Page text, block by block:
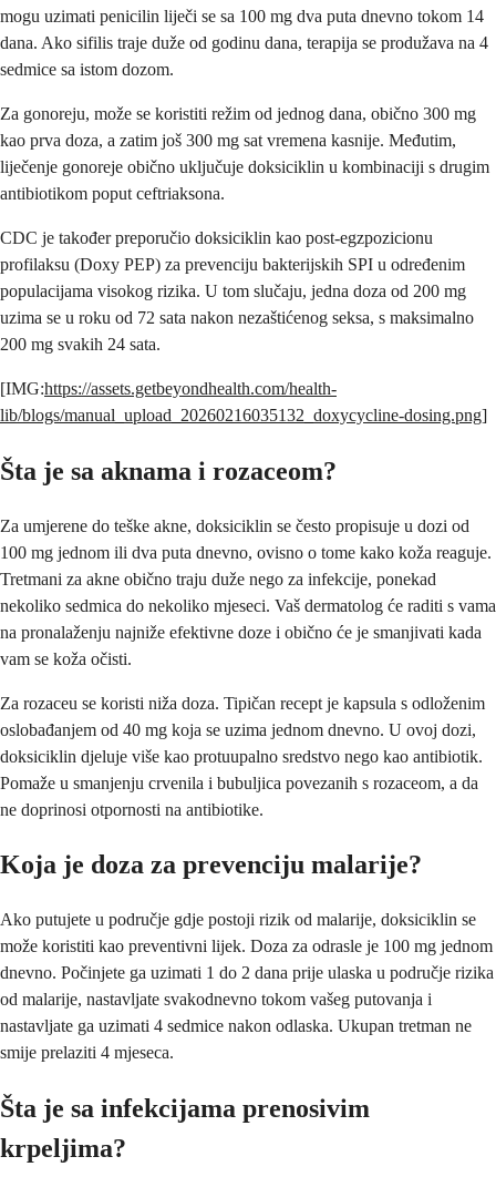
mogu uzimati penicilin liječi se sa 100 mg dva puta dnevno tokom 14
dana. Ako sifilis traje duže od godinu dana, terapija se produžava na 4
sedmice sa istom dozom.
Za gonoreju, može se koristiti režim od jednog dana, obično 300 mg
kao prva doza, a zatim još 300 mg sat vremena kasnije. Međutim,
liječenje gonoreje obično uključuje doksiciklin u kombinaciji s drugim
antibiotikom poput ceftriaksona.
CDC je također preporučio doksiciklin kao post-egzpozicionu
profilaksu (Doxy PEP) za prevenciju bakterijskih SPI u određenim
populacijama visokog rizika. U tom slučaju, jedna doza od 200 mg
uzima se u roku od 72 sata nakon nezaštićenog seksa, s maksimalno
200 mg svakih 24 sata.
[IMG:https://assets.getbeyondhealth.com/health-
lib/blogs/manual_upload_20260216035132_doxycycline-dosing.png]
Šta je sa aknama i rozaceom?
Za umjerene do teške akne, doksiciklin se često propisuje u dozi od
100 mg jednom ili dva puta dnevno, ovisno o tome kako koža reaguje.
Tretmani za akne obično traju duže nego za infekcije, ponekad
nekoliko sedmica do nekoliko mjeseci. Vaš dermatolog će raditi s vama
na pronalaženju najniže efektivne doze i obično će je smanjivati kada
vam se koža očisti.
Za rozaceu se koristi niža doza. Tipičan recept je kapsula s odloženim
oslobađanjem od 40 mg koja se uzima jednom dnevno. U ovoj dozi,
doksiciklin djeluje više kao protuupalno sredstvo nego kao antibiotik.
Pomaže u smanjenju crvenila i bubuljica povezanih s rozaceom, a da
ne doprinosi otpornosti na antibiotike.
Koja je doza za prevenciju malarije?
Ako putujete u područje gdje postoji rizik od malarije, doksiciklin se
može koristiti kao preventivni lijek. Doza za odrasle je 100 mg jednom
dnevno. Počinjete ga uzimati 1 do 2 dana prije ulaska u područje rizika
od malarije, nastavljate svakodnevno tokom vašeg putovanja i
nastavljate ga uzimati 4 sedmice nakon odlaska. Ukupan tretman ne
smije prelaziti 4 mjeseca.
Šta je sa infekcijama prenosivim
krpeljima?